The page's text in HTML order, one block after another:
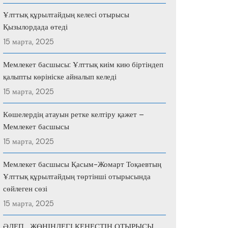
Ұлттық құрылтайдың келесі отырысы
Қызылордада өтеді
15 марта, 2025
Мемлекет басшысы: Ұлттық киім кию біртіндеп
қалыпты көрініске айналып келеді
15 марта, 2025
Көшелердің атауын ретке келтіру қажет –
Мемлекет басшысы
15 марта, 2025
Мемлекет басшысы Қасым-Жомарт Тоқаевтың
Ұлттық құрылтайдың төртінші отырысында
сөйлеген сөзі
15 марта, 2025